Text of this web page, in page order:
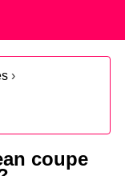
›
coupe